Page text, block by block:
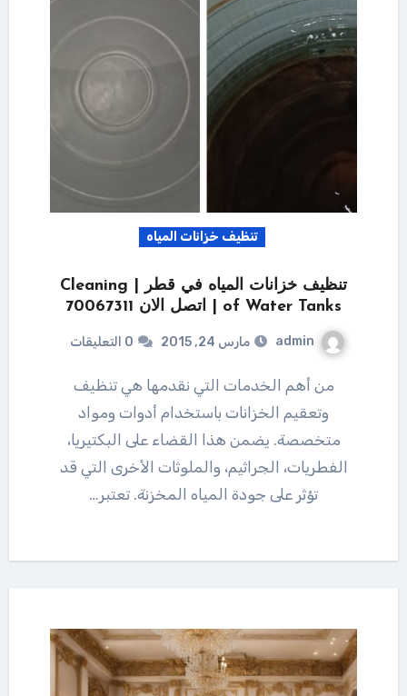
تنظيف خزانات المياه
تنظيف خزانات المياه في قطر | Cleaning
of Water Tanks | اتصل الان 70067311
admin مارس 24, 2015 0 التعليقات
من أهم الخدمات التي نقدمها هي تنظيف
وتعقيم الخزانات باستخدام أدوات ومواد
متخصصة. يضمن هذا القضاء على البكتيريا،
الفطريات، الجراثيم، والملوثات الأخرى التي قد
تؤثر على جودة المياه المخزنة. تعتبر…